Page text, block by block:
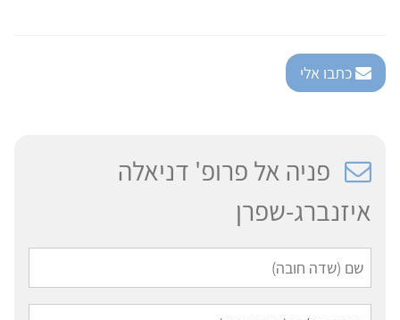
כתבו אלי
פניה אל פרופ' דניאלה
איזנברג-שפרן